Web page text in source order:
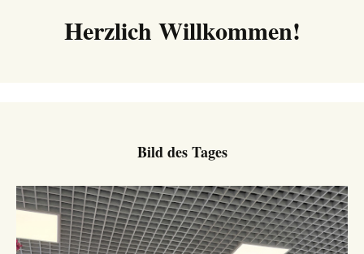
Herzlich Willkommen!
Bild des Tages